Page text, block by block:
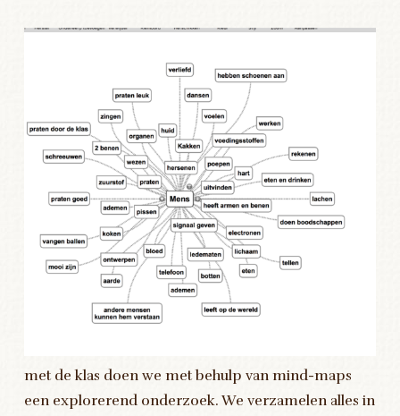
met de klas doen we met behulp van mind-maps
een explorerend onderzoek. We verzamelen alles in